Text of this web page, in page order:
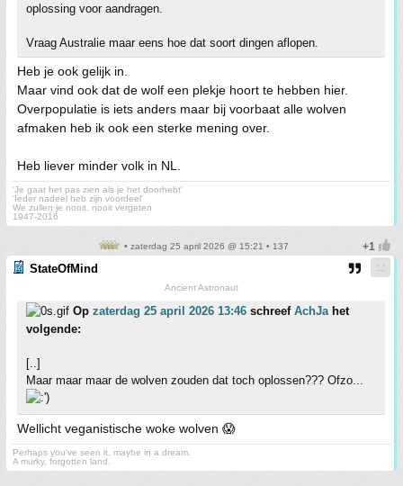
oplossing voor aandragen.
Vraag Australie maar eens hoe dat soort dingen aflopen.
Heb je ook gelijk in.
Maar vind ook dat de wolf een plekje hoort te hebben hier.
Overpopulatie is iets anders maar bij voorbaat alle wolven
afmaken heb ik ook een sterke mening over.
Heb liever minder volk in NL.
'Je gaat het pas zien als je het doorhebt'
'Ieder nadeel heb zijn voordeel'
We zullen je nooit, nooit vergeten
1947-2016
• zaterdag 25 april 2026 @ 15:21 • 137
StateOfMind
Ancient Astronaut
Op zaterdag 25 april 2026 13:46 schreef AchJahet
volgende:
[..]
Maar maar maar de wolven zouden dat toch oplossen??? Ofzo...
Wellicht veganistische woke wolven 😱
Perhaps you've seen it, maybe in a dream.
A murky, forgotten land.